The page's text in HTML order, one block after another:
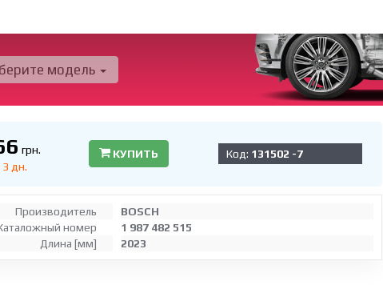
модель
грн.
3 дн.
КУПИТЬ Код: 131502 -7
Производитель
BOSCH
номер
1 987 482 515
Длина [мм]
2023